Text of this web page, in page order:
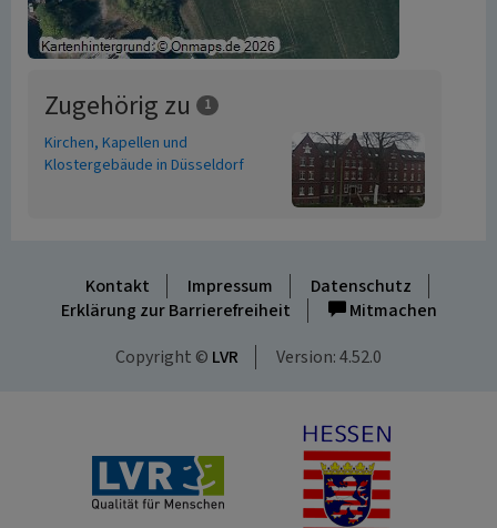
Zugehörig zu 1
Kirchen, Kapellen und
Klostergebäude in Düsseldorf
Kontakt Impressum
Datenschutz
Erklärung zur Barrierefreiheit
Mitmachen
Copyright © LVR Version: 4.52.0